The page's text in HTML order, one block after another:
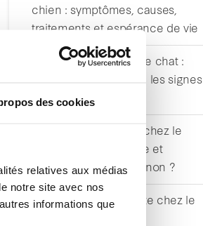
des cookies
relatives aux médias
notre site avec nos
informations que
chien : symptômes, causes,
traitements et espérance de vie
Déshydratation chez le chat :
comment reconnaître les signes
et agir rapidement ?
Maladies parasitaires chez le
chien : les reconnaître et
protéger son compagnon ?
Comprendre le diabète chez le